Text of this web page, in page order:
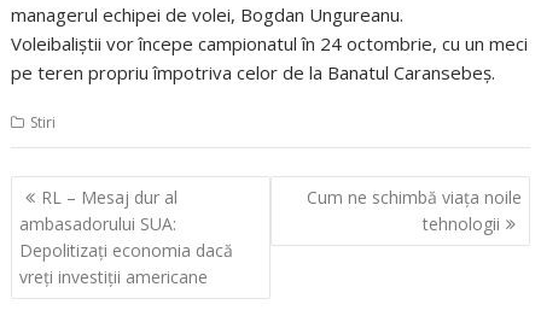
managerul echipei de volei, Bogdan Ungureanu.
Voleibaliştii vor începe campionatul în 24 octombrie, cu un meci
pe teren propriu împotriva celor de la Banatul Caransebeş.
Stiri
Navigare
în
articole
RL – Mesaj dur al
ambasadorului SUA:
Depolitizați economia dacă
vreți investiții americane
Cum ne schimbă viața noile
tehnologii